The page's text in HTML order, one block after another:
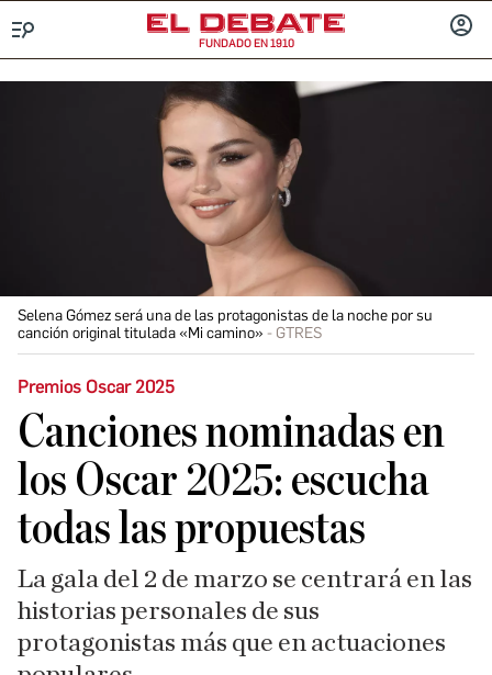
FUNDADO EN 1910
Selena Gómez será una de las protagonistas de la noche por su
canción original titulada «Mi camino»
GTRES
Premios Oscar 2025
Canciones nominadas en
los Oscar 2025: escucha
todas las propuestas
La gala del 2 de marzo se centrará en las
historias personales de sus
protagonistas más que en actuaciones